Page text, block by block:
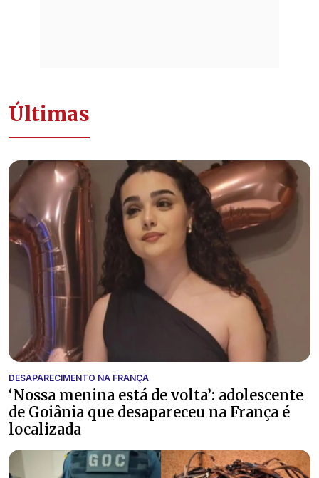
Últimas
DESAPARECIMENTO NA FRANÇA
‘Nossa menina está de volta’: adolescente
de Goiânia que desapareceu na França é
localizada